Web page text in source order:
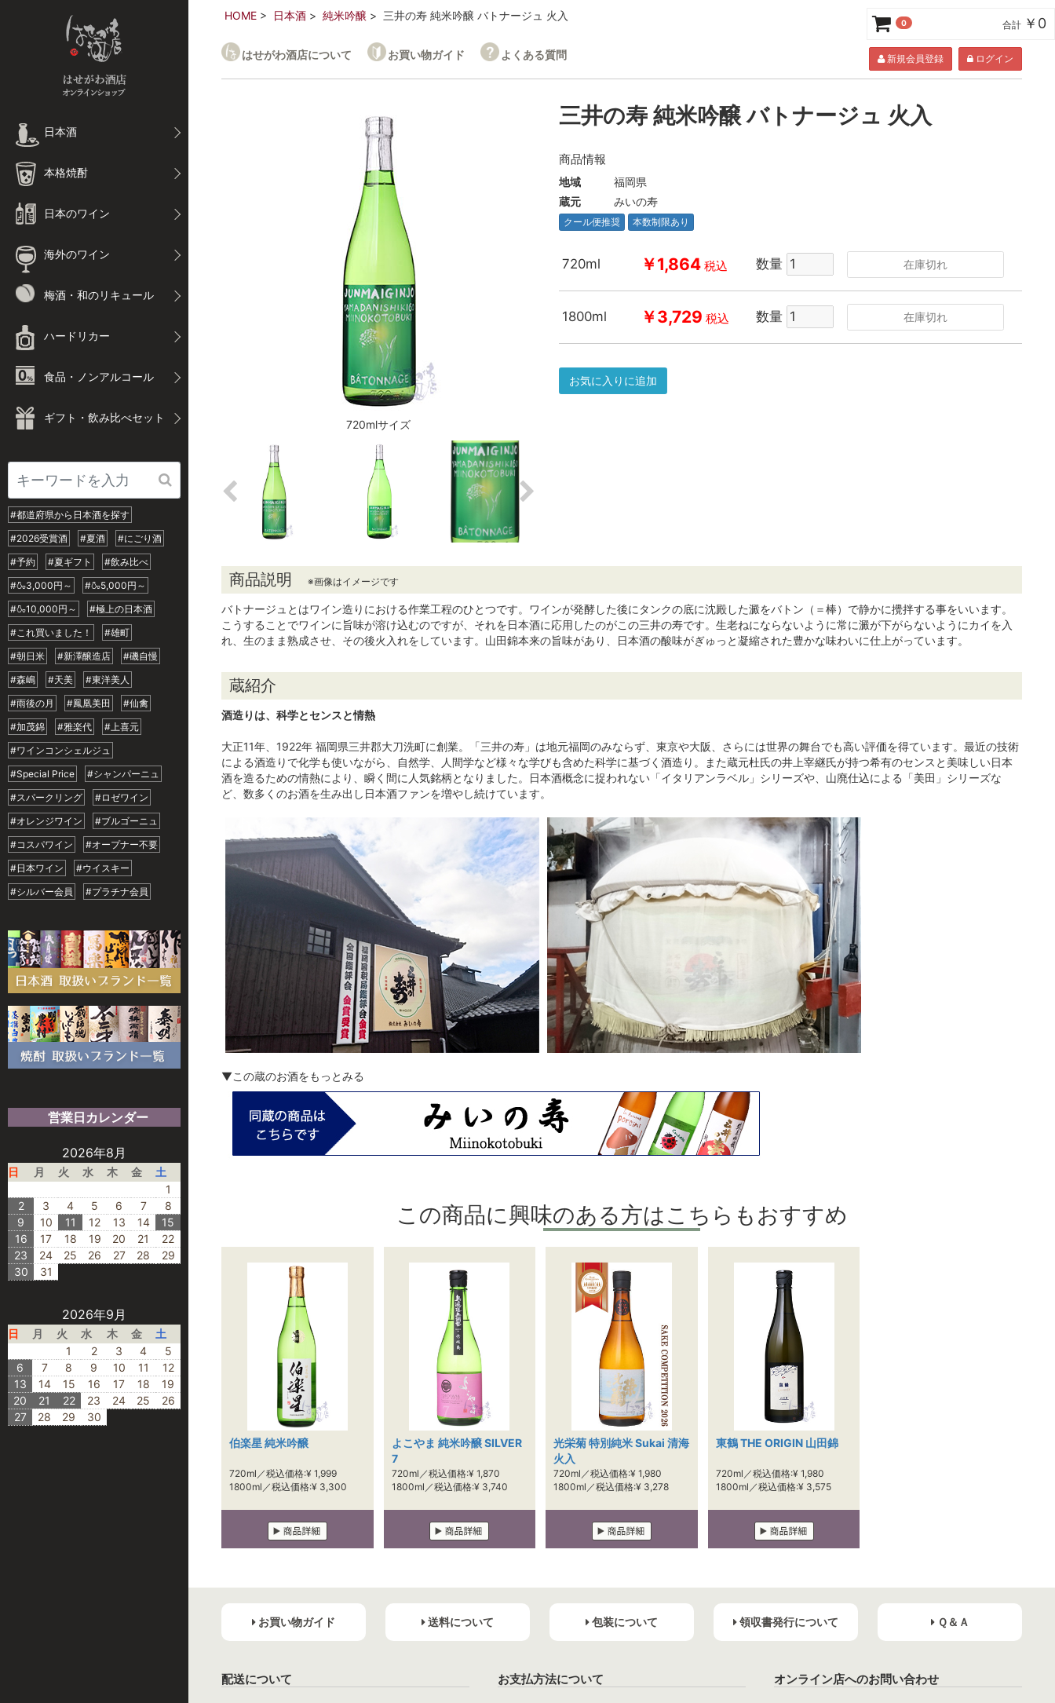
日本酒
本格焼酎
日本のワイン
海外のワイン
梅酒・和のリキュール
ハードリカー
食品・ノンアルコール
ギフト・飲み比べセット
#都道府県から日本酒を探す
#2026受賞酒
#夏酒
#にごり酒
#予約
#夏ギフト
#飲み比べ
#🍶3,000円～
#🍶5,000円～
#🍶10,000円～
#極上の日本酒
#これ買いました！
#雄町
#朝日米
#新澤醸造店
#磯自慢
#森嶋
#天美
#東洋美人
#雨後の月
#鳳凰美田
#仙禽
#加茂錦
#雅楽代
#上喜元
#ワインコンシェルジュ
#Special Price
#シャンパーニュ
#スパークリング
#ロゼワイン
#オレンジワイン
#ブルゴーニュ
#コスパワイン
#オープナー不要
#日本ワイン
#ウイスキー
#シルバー会員
#プラチナ会員
営業日カレンダー
2026年8月
日 月 火 水 木 金
土
1
2
3 4 5 6 7
8
9
10 11 12 13 14
15
16
17 18 19 20 21
22
23
24 25 26 27 28
29
30
31
2026年9月
日 月 火 水 木 金
土
1
2 3 4
5
6
7 8 9 10 11
12
13
14 15 16 17 18
19
20
21 22 23 24 25
26
27
28 29 30
HOME 日本酒 純米吟醸 三井の寿 純米吟醸 バトナージュ 火入
はせがわ酒店について お買い物ガイド よくある質問 新規会員登録 ログイン
720mlサイズ
三井の寿 純米吟醸 バトナージュ 火入
商品情報
地域
福岡県
蔵元
みいの寿
クール便推奨 本数制限あり
720ml ￥1,864 税込 数量 在庫切れ
1800ml ￥3,729 税込 数量 在庫切れ
お気に入りに追加
商品説明 ※画像はイメージです
バトナージュとはワイン造りにおける作業工程のひとつです。ワインが発酵した後にタンクの底に沈殿した澱をバトン（＝棒）で静かに攪拌する事をいいます。
こうすることでワインに旨味が溶け込むのですが、それを日本酒に応用したのがこの三井の寿です。生老ねにならないように常に澱が下がらないようにカイを入
れ、生のまま熟成させ、その後火入れをしています。山田錦本来の旨味があり、日本酒の酸味がぎゅっと凝縮された豊かな味わいに仕上がっています。
蔵紹介
酒造りは、科学とセンスと情熱
大正11年、1922年 福岡県三井郡大刀洗町に創業。「三井の寿」は地元福岡のみならず、東京や大阪、さらには世界の舞台でも高い評価を得ています。最近の技術
による酒造りで化学も使いながら、自然学、人間学など様々な学びも含めた科学に基づく酒造り。また蔵元杜氏の井上宰継氏が持つ希有のセンスと美味しい日本
酒を造るための情熱により、瞬く間に人気銘柄となりました。日本酒概念に捉われない「イタリアンラベル」シリーズや、山廃仕込による「美田」シリーズな
ど、数多くのお酒を生み出し日本酒ファンを増やし続けています。
▼この蔵のお酒をもっとみる
この商品に興味のある方はこちらもおすすめ
伯楽星 純米吟醸
720ml／税込価格:¥ 1,999
1800ml／税込価格:¥ 3,300
よこやま 純米吟醸 SILVER
7
720ml／税込価格:¥ 1,870
1800ml／税込価格:¥ 3,740
光栄菊 特別純米 Sukai 清海
火入
720ml／税込価格:¥ 1,980
1800ml／税込価格:¥ 3,278
東鶴 THE ORIGIN 山田錦
720ml／税込価格:¥ 1,980
1800ml／税込価格:¥ 3,575
0 合計 ￥0
お買い物ガイド 送料について 包装について 領収書発行について Ｑ＆Ａ
配送について お支払方法について オンライン店へのお問い合わせ